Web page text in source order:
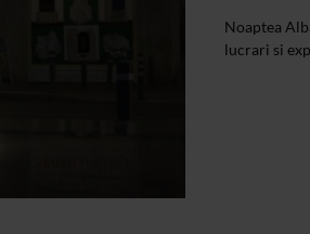
Noaptea
lucrari si